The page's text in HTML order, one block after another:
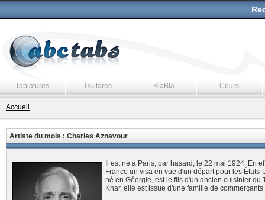
Tablatures Guitares BlaBla Cours
Accueil
Artiste du mois : Charles Aznavour
Il est né à Paris, par hasard, le 22 mai 1924. En
France un visa en vue d'un départ pour les
né en Géorgie, est le fils d'un ancien cuisinier du
Knar, elle est issue d'une famille de